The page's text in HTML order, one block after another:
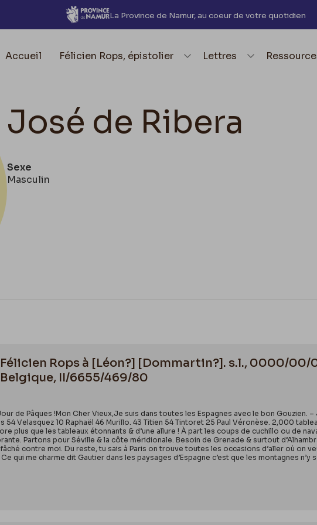
La Province de Namur, au coeur de votre quotidien
Accueil element.menu.open_menu
Félicien Rops, épistolier Lettres
José de Ribera
Sexe
Masculin
Rops à [Léon?] [Dommartin?]. s.l., 0000/
II/6655/469/80
de Pâques !Mon Cher Vieux,Je suis dans toutes les Espagnes avec le bon Gouzien.
54 Velasquez 10 Raphaël 46 Murillo. 43 Titien 54 Tintoret 25 Paul Véronèse. 2,000
plus que les tableaux étonnants & d’une allure ! À part les coups de cuchillo ou de
Partons pour Séville & la côte méridionale. Besoin de Grenade & surtout
contre moi. Du reste, tu sais à Paris on trouve toutes les occasions d’aller où on
qui me charme dit Gautier dans les paysages d’Espagne c’est que les montagnes